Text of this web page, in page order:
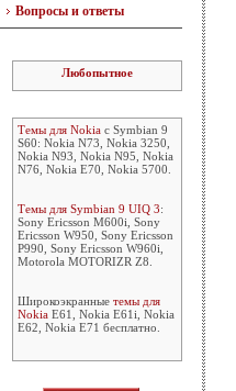
Вопросы и ответы
Любопытное
Темы для Nokia с Symbian 9
S60: Nokia N73, Nokia 3250,
Nokia N93, Nokia N95, Nokia
N76, Nokia E70, Nokia 5700.
Темы для Symbian 9 UIQ 3:
Sony Ericsson M600i, Sony
Ericsson W950, Sony Ericsson
P990, Sony Ericsson W960i,
Motorola MOTORIZR Z8.
Широкоэкранные темы для
Nokia E61, Nokia E61i, Nokia
E62, Nokia E71 бесплатно.